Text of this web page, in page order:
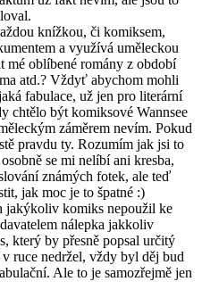
knížkou, či komiksem,
a využívá uměleckou
oblíbené romány z období
atd.? Vždyť abychom mohli
fabulace, už jen pro literární
chtělo být komiksové Wannsee
záměrem nevím. Pokud
pravdu ty. Rozumím jak jsi to
se mi nelíbí ani kresba,
známých fotek, ale teď
jak moc je to špatné :)
jakýkoliv komiks nepoužil ke
nálepka jakkoliv
který by přesně popsal určitý
ruce nedržel, vždy byl děj bud
Ale to je samozřejmě jen